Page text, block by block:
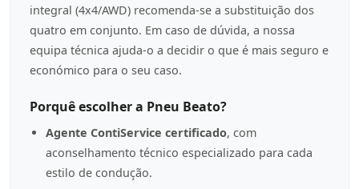
integral (4x4/AWD) recomenda-se a substituição dos
quatro em conjunto. Em caso de dúvida, a nossa
equipa técnica ajuda-o a decidir o que é mais seguro e
económico para o seu caso.
Porquê escolher a Pneu Beato?
Agente ContiService certificado, com
aconselhamento técnico especializado para cada
estilo de condução.